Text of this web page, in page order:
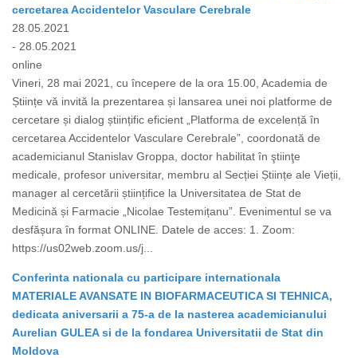
cercetarea Accidentelor Vasculare Cerebrale
28.05.2021
- 28.05.2021
online
Vineri, 28 mai 2021, cu începere de la ora 15.00, Academia de
Științe vă invită la prezentarea și lansarea unei noi platforme de
cercetare și dialog științific eficient „Platforma de excelență în
cercetarea Accidentelor Vasculare Cerebrale”, coordonată de
academicianul Stanislav Groppa, doctor habilitat în ştiinţe
medicale, profesor universitar, membru al Secției Științe ale Vieții,
manager al cercetării științifice la Universitatea de Stat de
Medicină și Farmacie „Nicolae Testemițanu”. Evenimentul se va
desfășura în format ONLINE. Datele de acces: 1. Zoom:
https://us02web.zoom.us/j...
Conferinta nationala cu participare internationala
MATERIALE AVANSATE IN BIOFARMACEUTICA SI TEHNICA,
dedicata aniversarii a 75-a de la nasterea academicianului
Aurelian GULEA si de la fondarea Universitatii de Stat din
Moldova